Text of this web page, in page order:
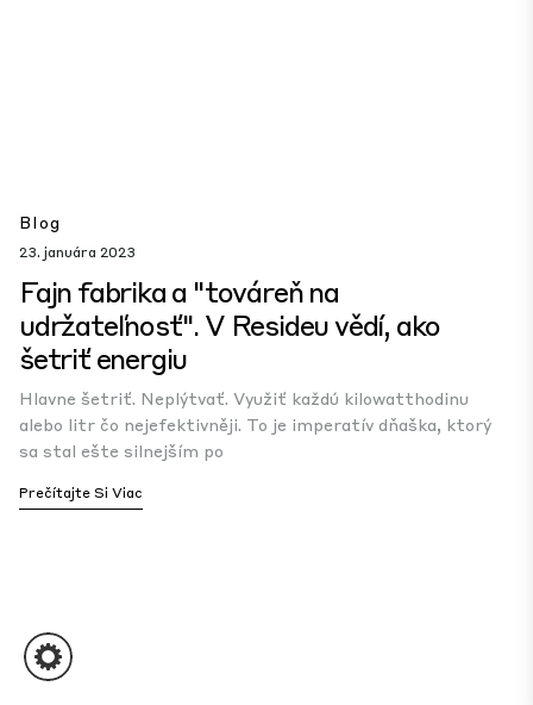
Blog
23. januára 2023
Fajn fabrika a "továreň na
udržateľnosť". V Resideu vědí, ako
šetriť energiu
Hlavne šetriť. Neplýtvať. Využiť každú kilowatthodinu
alebo litr čo nejefektivněji. To je imperatív dňaška, ktorý
sa stal ešte silnejším po
Prečítajte Si Viac